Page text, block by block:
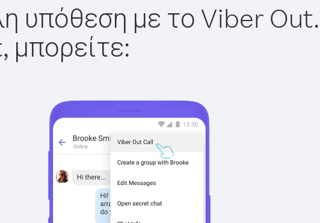
υπόθεση με το Viber Out.
μπορείτε: